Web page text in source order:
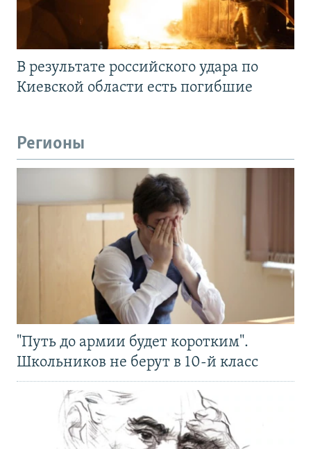
В результате российского удара по
Киевской области есть погибшие
Регионы
"Путь до армии будет коротким".
Школьников не берут в 10-й класс